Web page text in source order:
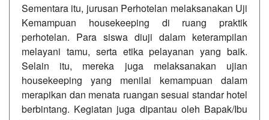
Sementara itu, jurusan Perhotelan melaksanakan Uji
Kemampuan housekeeping di ruang praktik
perhotelan. Para siswa diuji dalam keterampilan
melayani tamu, serta etika pelayanan yang baik.
Selain itu, mereka juga melaksanakan ujian
housekeeping yang menilai kemampuan dalam
merapikan dan menata ruangan sesuai standar hotel
berbintang. Kegiatan juga dipantau oleh Bapak/Ibu